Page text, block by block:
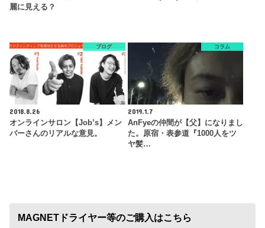
麗に見える？
ブログ
2018.8.26
オンラインサロン【Job’s】メン
バーさんのリアルな意見。
コラム
2019.1.7
AnFyeの仲間が【父】になりまし
た。原宿・表参道『1000人をツ
ヤ髪…
MAGNETドライヤー等のご購入はこちら